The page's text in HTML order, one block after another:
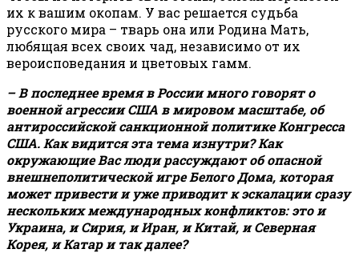
их к вашим окопам. У вас решается судьба
русского мира – тварь она или Родина Мать,
любящая всех своих чад, независимо от их
вероисповедания и цветовых гамм.
– В последнее время в России много говорят о
военной агрессии США в мировом масштабе, об
антироссийской санкционной политике Конгресса
США. Как видится эта тема изнутри? Как
окружающие Вас люди рассуждают об опасной
внешнеполитической игре Белого Дома, которая
может привести и уже приводит к эскалации сразу
нескольких международных конфликтов: это и
Украина, и Сирия, и Иран, и Китай, и Северная
Корея, и Катар и так далее?